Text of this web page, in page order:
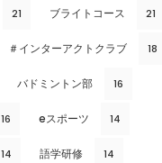
21 ブライトコース 21
＃インターアクトクラブ 18
バドミントン部 16
16 eスポーツ 14
14 語学研修 14